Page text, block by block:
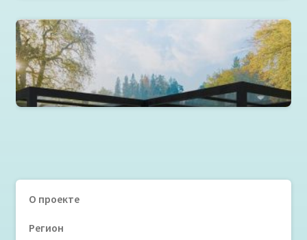
Читать далее
О проекте
Регион